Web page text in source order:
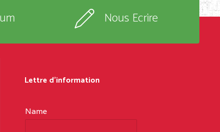
Nous Ecrire
Lettre d'information
Name